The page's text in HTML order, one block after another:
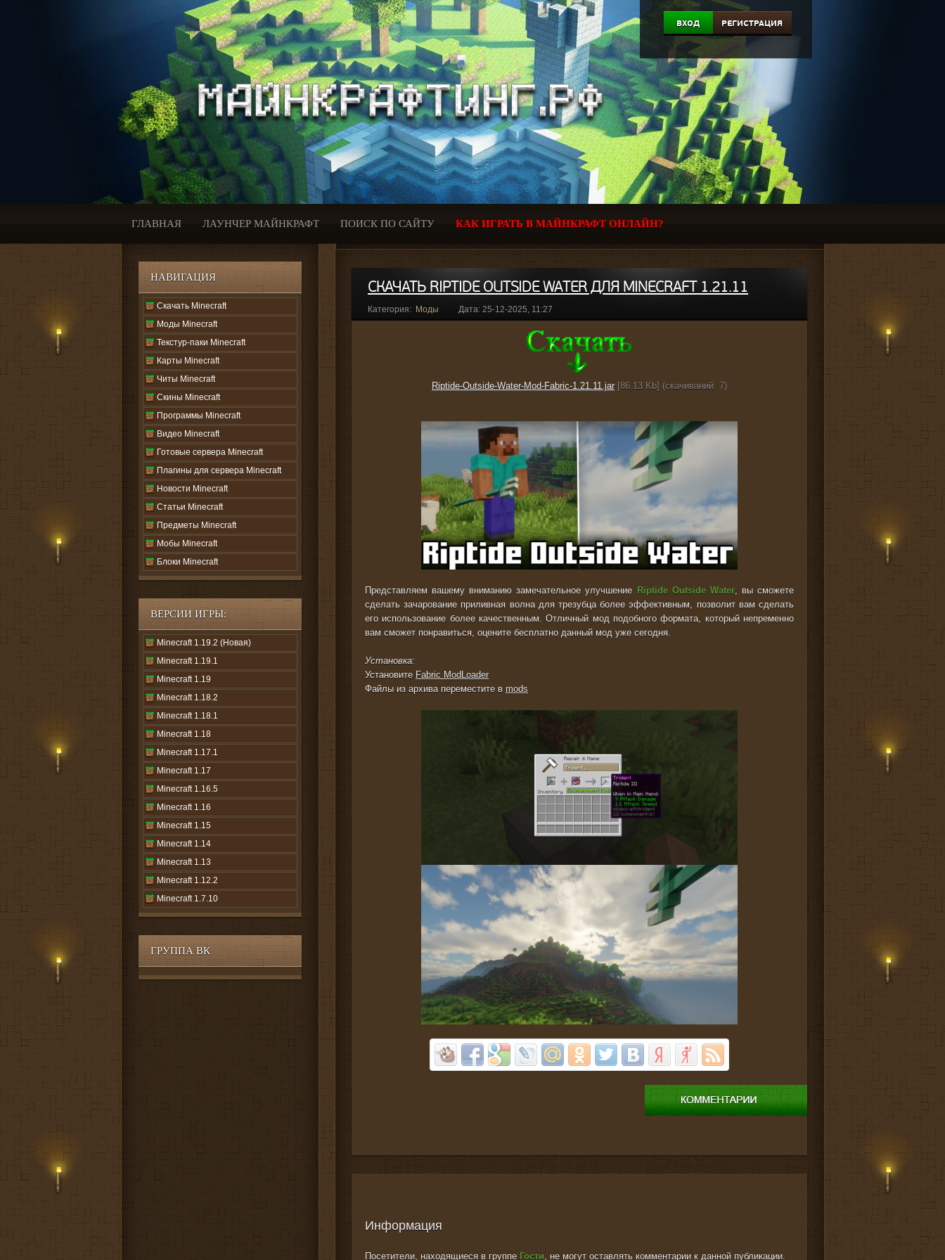
ВХОД РЕГИСТРАЦИЯ
ГЛАВНАЯ ЛАУНЧЕР МАЙНКРАФТ ПОИСК ПО САЙТУ КАК ИГРАТЬ В МАЙНКРАФТ ОНЛАЙН?
НАВИГАЦИЯ
Скачать Minecraft
Моды Minecraft
Текстур-паки Minecraft
Карты Minecraft
Читы Minecraft
Скины Minecraft
Программы Minecraft
Видео Minecraft
Готовые сервера Minecraft
Плагины для сервера Minecraft
Новости Minecraft
Статьи Minecraft
Предметы Minecraft
Мобы Minecraft
Блоки Minecraft
ВЕРСИИ ИГРЫ:
Minecraft 1.19.2 (Новая)
Minecraft 1.19.1
Minecraft 1.19
Minecraft 1.18.2
Minecraft 1.18.1
Minecraft 1.18
Minecraft 1.17.1
Minecraft 1.17
Minecraft 1.16.5
Minecraft 1.16
Minecraft 1.15
Minecraft 1.14
Minecraft 1.13
Minecraft 1.12.2
Minecraft 1.7.10
ГРУППА ВК
СКАЧАТЬ RIPTIDE OUTSIDE WATER ДЛЯ MINECRAFT 1.21.11
Категория: Моды Дата: 25-12-2025, 11:27
Riptide-Outside-Water-Mod-Fabric-1.21.11.jar [86.13 Kb] (cкачиваний: 7)
Представляем вашему вниманию замечательное улучшение Riptide Outside Water, вы сможете
сделать зачарование приливная волна для трезубца более эффективным, позволит вам сделать
его использование более качественным. Отличный мод подобного формата, который непременно
вам сможет понравиться, оцените бесплатно данный мод уже сегодня.
Установка:
Установите Fabric ModLoader
Файлы из архива переместите в mods
Информация
Посетители, находящиеся в группе Гости, не могут оставлять комментарии к данной публикации.